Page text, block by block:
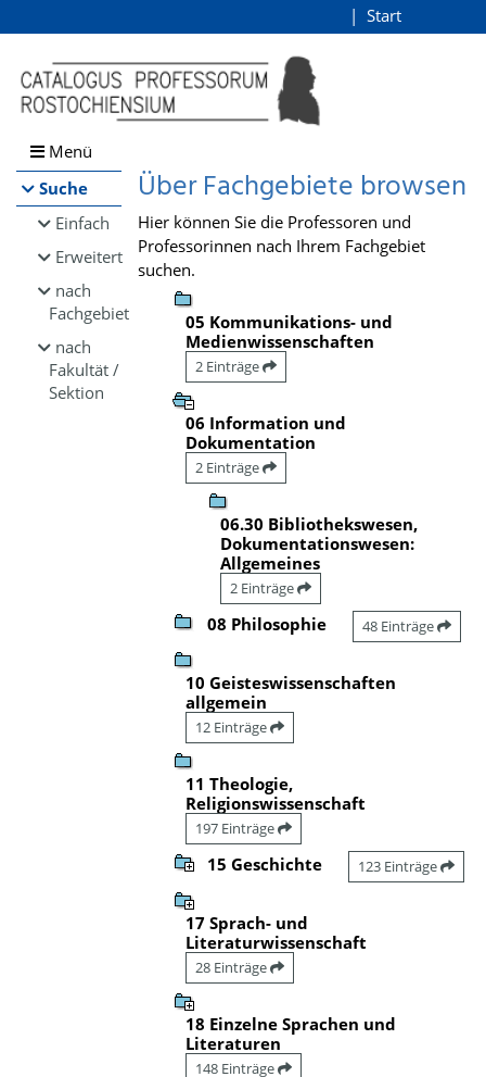
Browsen
direkt zum Inhalt
Start
Menü
Suche
Einfach
Erweitert
nach
Fachgebiet
nach
Fakultät /
Sektion
Über Fachgebiete browsen
Hier können Sie die Professoren und
Professorinnen nach Ihrem Fachgebiet
suchen.
05 Kommunikations- und
Medienwissenschaften
2 Einträge
06 Information und
Dokumentation
2 Einträge
06.30 Bibliothekswesen,
Dokumentationswesen:
Allgemeines
2 Einträge
08 Philosophie 48 Einträge
10 Geisteswissenschaften
allgemein
12 Einträge
11 Theologie,
Religionswissenschaft
197 Einträge
15 Geschichte 123 Einträge
17 Sprach- und
Literaturwissenschaft
28 Einträge
18 Einzelne Sprachen und
Literaturen
148 Einträge